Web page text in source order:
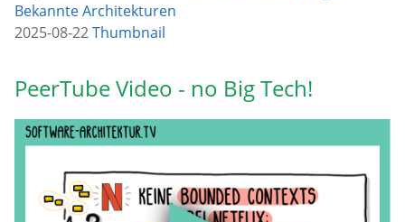
Bekannte Architekturen
2025-08-22Thumbnail
PeerTube Video - no Big Tech!